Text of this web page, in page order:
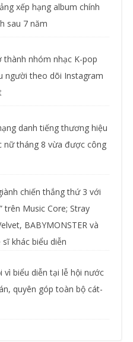
xếp hạng album chính
sau 7 năm
thành nhóm nhạc K-pop
người theo dõi Instagram
danh tiếng thương hiệu
nữ tháng 8 vừa được công
chiến thắng thứ 3 với
trên Music Core; Stray
BABYMONSTER và
khác biểu diễn
vì biểu diễn tại lễ hội nước
quyên góp toàn bộ cát-